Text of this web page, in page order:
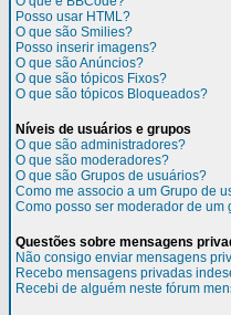
Posso usar HTML?
O que são Smilies?
Posso inserir imagens?
O que são Anúncios?
O que são tópicos Fixos?
O que são tópicos Bloqueados?
Níveis de usuários e grupos
O que são administradores?
O que são moderadores?
O que são Grupos de usuários?
Como me associo a um Grupo de
Como posso ser moderador de um
Questões sobre mensagens
Não consigo enviar mensagens
Recebo mensagens privadas
Recebi de alguém neste fórum